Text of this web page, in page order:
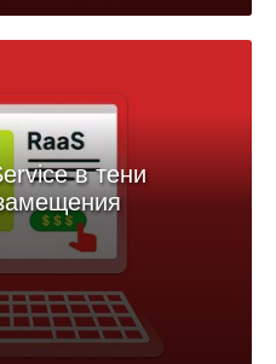
в тени